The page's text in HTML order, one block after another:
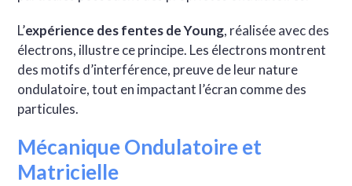
L’expérience des fentes de Young, réalisée avec des
électrons, illustre ce principe. Les électrons montrent
des motifs d’interférence, preuve de leur nature
ondulatoire, tout en impactant l’écran comme des
particules.
Mécanique Ondulatoire et
Matricielle